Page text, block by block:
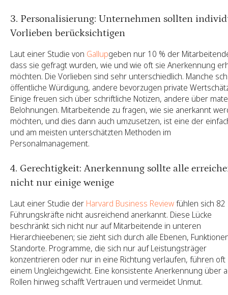
3. Personalisierung: Unternehmen sollten
Vorlieben berücksichtigen
Laut einer Studie von Gallupgeben nur 10 % der
dass sie gefragt wurden, wie und wie oft sie Anerkennung
möchten. Die Vorlieben sind sehr unterschiedlich. Manche
öffentliche Würdigung, andere bevorzugen private
Einige freuen sich über schriftliche Notizen, andere über
Belohnungen. Mitarbeitende zu fragen, wie sie anerkannt
möchten, und dies dann auch umzusetzen, ist eine der
und am meisten unterschätzten Methoden im
Personalmanagement.
4. Gerechtigkeit: Anerkennung sollte alle
nicht nur einige wenige
Laut einer Studie der Harvard Business Reviewfühlen sich 82
Führungskräfte nicht ausreichend anerkannt. Diese Lücke
beschränkt sich nicht nur auf Mitarbeitende in unteren
Hierarchieebenen; sie zieht sich durch alle Ebenen,
Standorte. Programme, die sich nur auf Leistungsträger
konzentrieren oder nur in eine Richtung verlaufen, führen oft
einem Ungleichgewicht. Eine konsistente Anerkennung über
Rollen hinweg schafft Vertrauen und vermeidet Unmut.